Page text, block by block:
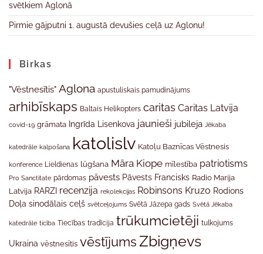
svētkiem Aglonā
Pirmie gājputni 1. augustā devušies ceļā uz Aglonu!
Birkas
"Vēstnesītis" Aglona apustuliskais pamudinājums
arhibīskaps Baltais Helikopters caritas Caritas Latvija
covid-19 grāmata Ingrīda Lisenkova jaunieši jubileja Jēkaba
katedrāle kalpošana katolislv Katoļu Baznīcas Vēstnesis
konference Lieldienas lūgšana Māra Kiope mīlestība patriotisms
Pro Sanctitate pārdomas pāvests Pāvests Francisks Radio Marija
Latvija RARZI recenzija rekolekcijas Robinsons Kruzo Rodions
Doļa sinodālais ceļš svētceļojums Svētā Jāzepa gads Svētā Jēkaba
katedrāle ticība Tiecības tradīcija trūkumcietēji tulkojums
Ukraina vēstnesītis vēstījumsZbigņevs